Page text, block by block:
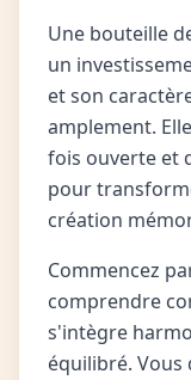
Une bouteille
un
et son
amplement.
fois ouverte et
pour
création
Commencez
comprendre
s'intègre
équilibré.